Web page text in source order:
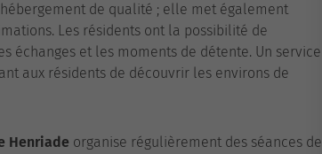
de qualité ; elle met également
Les résidents ont la possibilité de
échanges et les moments de détente. Un service
aux résidents de découvrir les environs de
Henriade organise régulièrement des séances de